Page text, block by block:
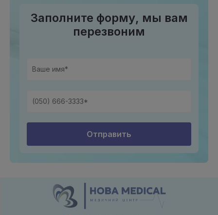
Заполните форму, мы вам
перезвоним
Отправить